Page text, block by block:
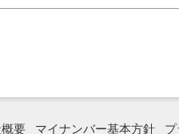
要 マイナンバー基本方針